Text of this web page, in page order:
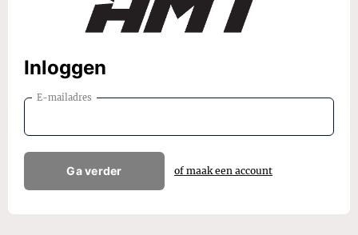
Inloggen
E-mailadres
Ga verder of maak een account